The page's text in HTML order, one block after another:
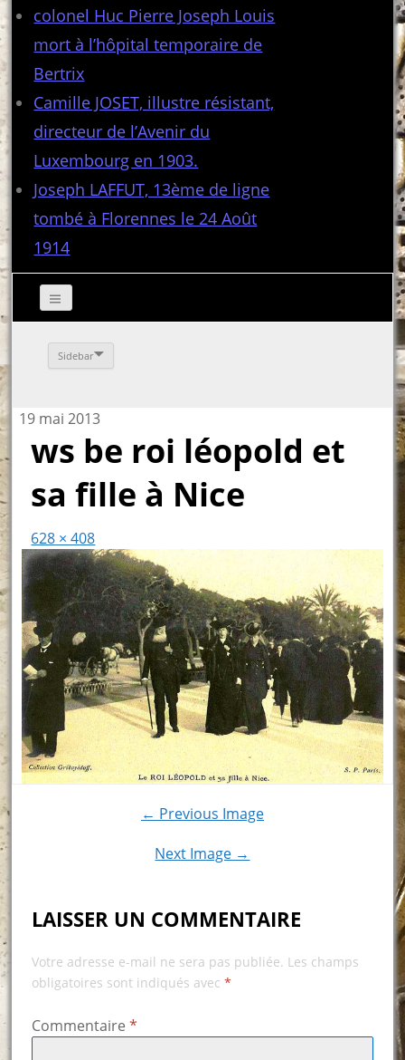
colonel Huc Pierre Joseph Louis
mort à l’hôpital temporaire de
Bertrix
Camille JOSET, illustre résistant,
directeur de l’Avenir du
Luxembourg en 1903.
Joseph LAFFUT, 13ème de ligne
tombé à Florennes le 24 Août
1914
Sidebar
19 mai 2013
ws be roi léopold et
sa fille à Nice
628 × 408
← Previous Image
Next Image →
LAISSER UN COMMENTAIRE
Votre adresse e-mail ne sera pas publiée. Les champs
obligatoires sont indiqués avec *
Commentaire *